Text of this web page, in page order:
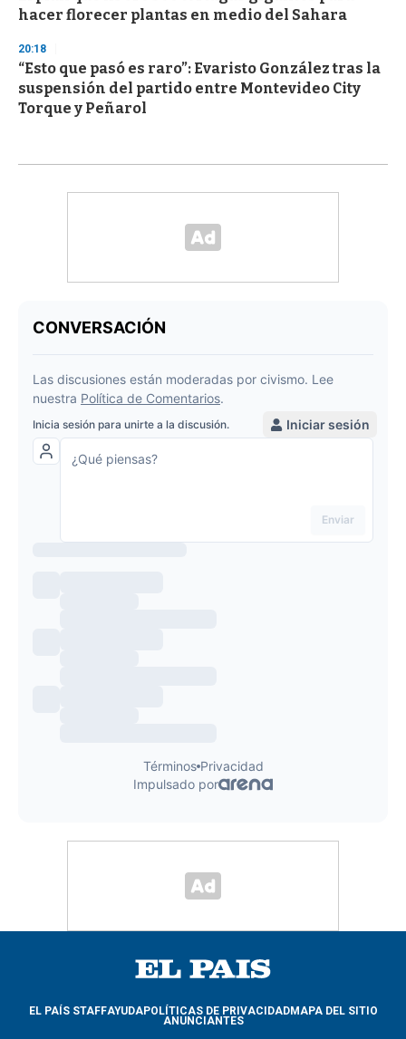
hacer florecer plantas en medio del Sahara
20:18
“Esto que pasó es raro”: Evaristo González tras la
suspensión del partido entre Montevideo City
Torque y Peñarol
EL PAÍS STAFFAYUDAPOLÍTICAS DE PRIVACIDADMAPA DEL SITIO
ANUNCIANTES